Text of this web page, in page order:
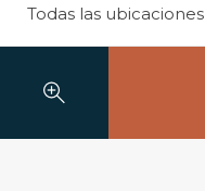
Todas las ubicaciones